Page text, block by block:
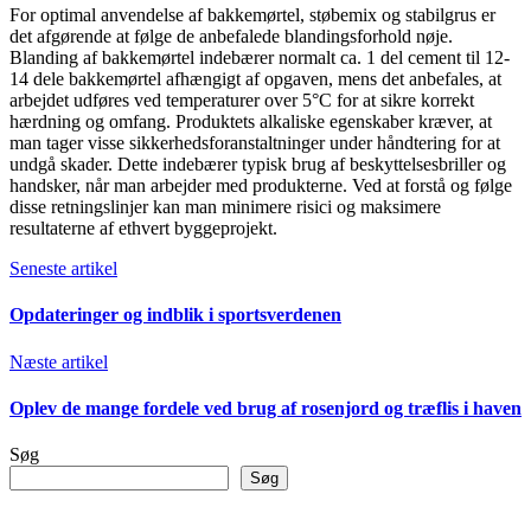
For optimal anvendelse af bakkemørtel, støbemix og stabilgrus er
det afgørende at følge de anbefalede blandingsforhold nøje.
Blanding af bakkemørtel indebærer normalt ca. 1 del cement til 12-
14 dele bakkemørtel afhængigt af opgaven, mens det anbefales, at
arbejdet udføres ved temperaturer over 5°C for at sikre korrekt
hærdning og omfang. Produktets alkaliske egenskaber kræver, at
man tager visse sikkerhedsforanstaltninger under håndtering for at
undgå skader. Dette indebærer typisk brug af beskyttelsesbriller og
handsker, når man arbejder med produkterne. Ved at forstå og følge
disse retningslinjer kan man minimere risici og maksimere
resultaterne af ethvert byggeprojekt.
Seneste artikel
Opdateringer og indblik i sportsverdenen
Næste artikel
Oplev de mange fordele ved brug af rosenjord og træflis i haven
Søg
Søg